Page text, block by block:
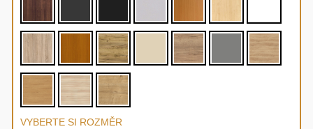
VYBERTE SI ROZMĚR